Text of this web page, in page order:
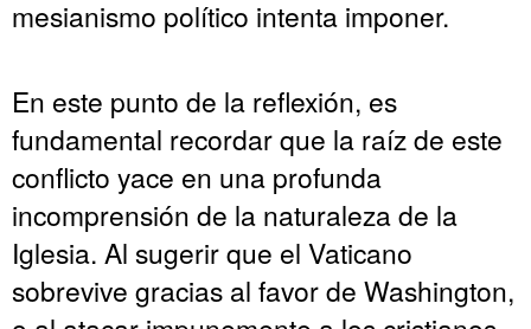
mesianismo político intenta imponer.
En este punto de la reflexión, es
fundamental recordar que la raíz de este
conflicto yace en una profunda
incomprensión de la naturaleza de la
Iglesia. Al sugerir que el Vaticano
sobrevive gracias al favor de Washington,